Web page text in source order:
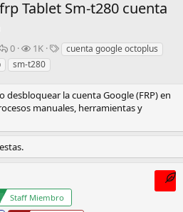
frp Tablet Sm-t280 cuenta
R
e
s
u
e
a
s
0
V
i
s
t
a
1K
E
u
e
cuenta google octoplus
sm-t280
la cuenta Google (FRP) en
manuales, herramientas y
Staff Miembro